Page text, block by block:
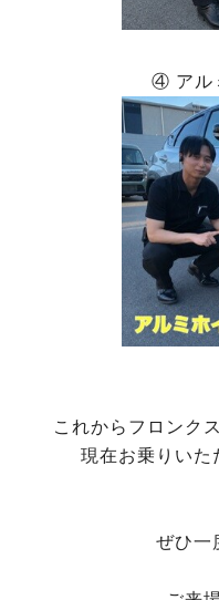
④ アル
これからフロンク
現在お乗りいた
ぜひ一